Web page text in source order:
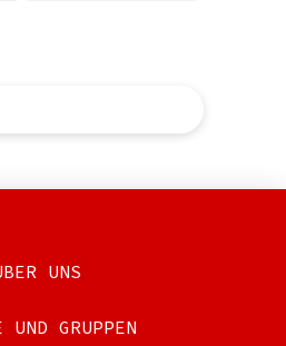
UNS
UND GRUPPEN